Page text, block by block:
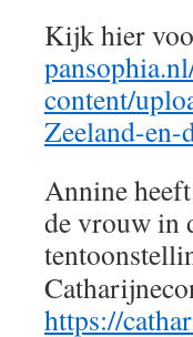
Kijk hier
content/
Zeeland-
Annine
de vrouw in
https://